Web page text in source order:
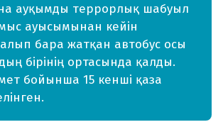
ауқымды террорлық шабуыл
ауысымынан кейін
алып бара жатқан автобус осы
бірінің ортасында қалды.
бойынша 15 кенші қаза